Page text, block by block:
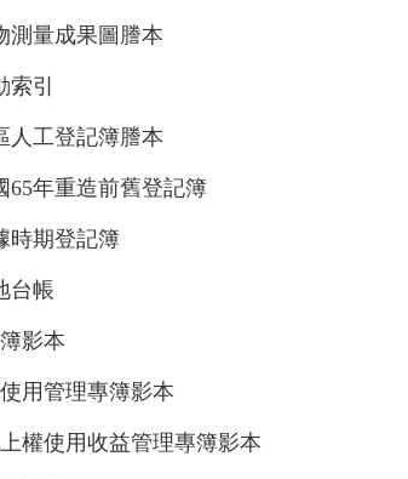
測量成果圖謄本
引
人工登記簿謄本
65年重造前舊登記簿
時期登記簿
台帳
影本
用管理專簿影本
權使用收益管理專簿影本